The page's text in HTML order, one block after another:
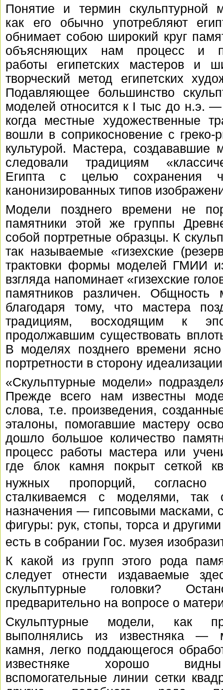
Понятие и термин скульптурной
как его обычно употребляют
обнимает собою широкий круг
объясняющих нам процесс и
работы египетских мастеров и
творческий метод египетских
Подавляющее большинство
моделей относится к I тыс до н.э.
когда местные художественные
вошли в соприкосновение с греко-
культурой. Мастера, создававшие
следовали традициям
Египта с целью сохранения
канонизированных типов
Модели позднего времени не
памятники этой же группы
собой портретные образцы. К
так называемые «гизехские
трактовки формы моделей ГМИИ
взгляда напоминает «гизехские
памятников различен.
благодаря тому, что мастера
традициям, восходящим к
продолжавшим существовать
В моделях позднего времени
портретности в сторону
«Скульптурные модели»
Прежде всего нам известны
слова, т.е. произведения,
эталоны, помогавшие мастеру
дошло большое количество
процесс работы мастера или
где блок камня покрыт сеткой
нужных пропорций, согласно
сталкиваемся с моделями, так
назначения — гипсовыми масками,
фигуры: рук, стопы, торса и
есть в собрании Гос. музея
К какой из групп этого рода
следует отнести издаваемые
скульптурные головки?
предварительно на вопросе о
Скульптурные модели, как
выполнялись из известняка —
камня, легко поддающегося
известняке хорошо
вспомогательные линии сетки